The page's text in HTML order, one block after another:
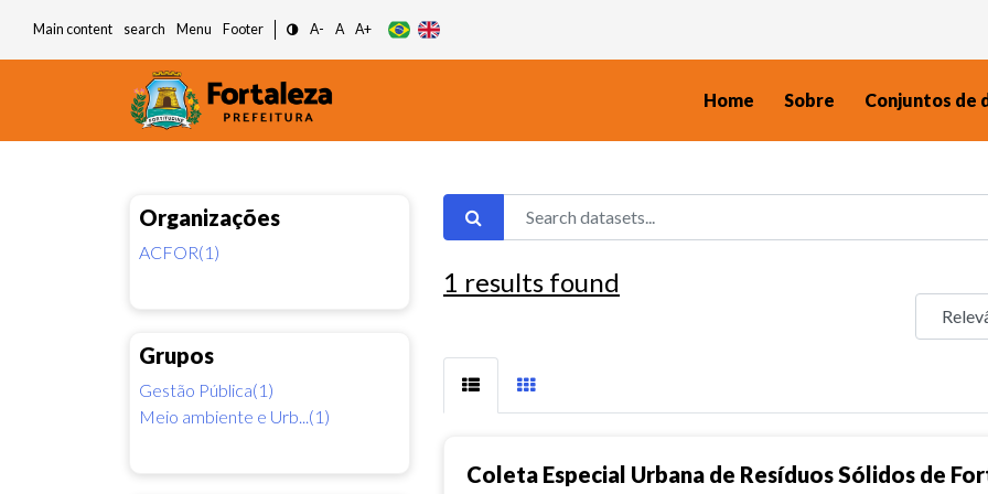
Main content search Menu Footer A- A A+
Home Sobre Conjuntos de
Organizações
ACFOR(1)
Grupos
Gestão Pública(1)
Meio ambiente e Urb...(1)
1 results found
Coleta Especial Urbana de Resíduos Sólidos de